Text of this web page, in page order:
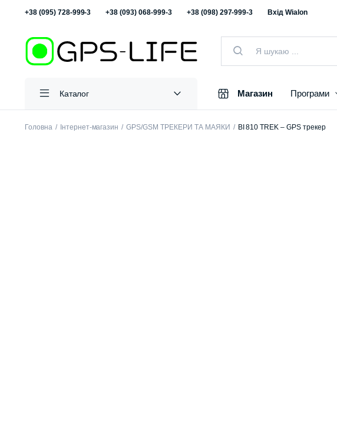
+38 (095) 728-999-3 +38 (093) 068-999-3 +38 (098) 297-999-3 Вхід Wialon
Каталог Магазин Програми
Головна Інтернет-магазин GPS/GSM ТРЕКЕРИ ТА МАЯКИ BI 810 TREK – GPS трекер